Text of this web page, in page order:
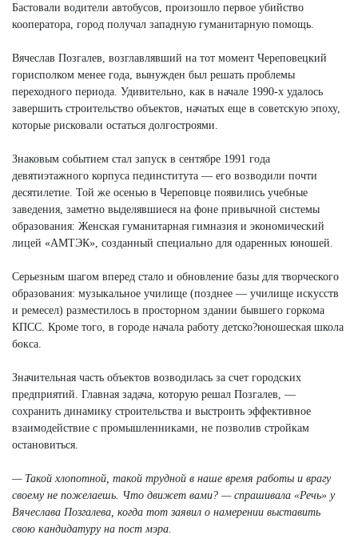
Бастовали водители автобусов, произошло первое убийство
кооператора, город получал западную гуманитарную помощь.
Вячеслав Позгалев, возглавлявший на тот момент Череповецкий
горисполком менее года, вынужден был решать проблемы
переходного периода. Удивительно, как в начале 1990-х удалось
завершить строительство объектов, начатых еще в советскую эпоху,
которые рисковали остаться долгостроями.
Знаковым событием стал запуск в сентябре 1991 года
девятиэтажного корпуса пединститута — его возводили почти
десятилетие. Той же осенью в Череповце появились учебные
заведения, заметно выделявшиеся на фоне привычной системы
образования: Женская гуманитарная гимназия и экономический
лицей «АМТЭК», созданный специально для одаренных юношей.
Серьезным шагом вперед стало и обновление базы для творческого
образования: музыкальное училище (позднее — училище искусств
и ремесел) разместилось в просторном здании бывшего горкома
КПСС. Кроме того, в городе начала работу детско?юношеская школа
бокса.
Значительная часть объектов возводилась за счет городских
предприятий. Главная задача, которую решал Позгалев, —
сохранить динамику строительства и выстроить эффективное
взаимодействие с промышленниками, не позволив стройкам
остановиться.
— Такой хлопотной, такой трудной в наше время работы и врагу
своему не пожелаешь. Что движет вами? — спрашивала «Речь» у
Вячеслава Позгалева, когда тот заявил о намерении выставить
свою кандидатуру на пост мэра.